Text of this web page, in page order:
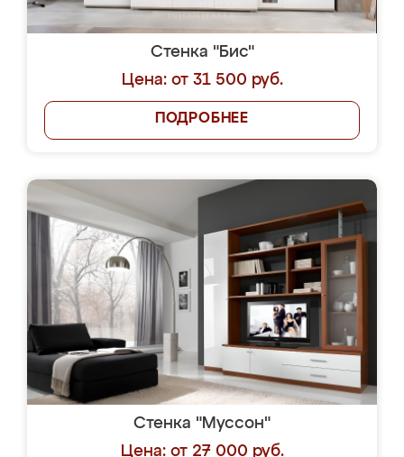
Стенка "Бис"
Цена: от 31 500 руб.
ПОДРОБНЕЕ
Стенка "Муссон"
Цена: от 27 000 руб.